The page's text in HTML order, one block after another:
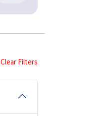
Clear Filters